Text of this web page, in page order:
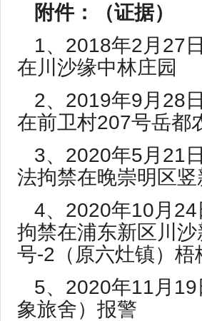
附件：（证据）
1、2018年2月27
在川沙缘中林庄园
2、2019年9月28
在前卫村207号岳都
3、2020年5月21
法拘禁在晚崇明区
4、2020年10月
拘禁在浦东新区川
号-2（原六灶镇）梧
5、2020年11月19
象旅舍）报警